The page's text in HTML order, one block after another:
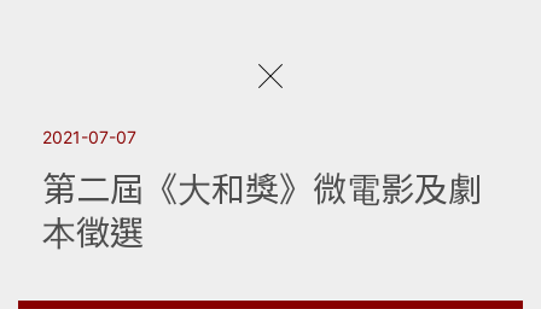
2021-07-07
第二屆《大和獎》微電影及劇
本徵選